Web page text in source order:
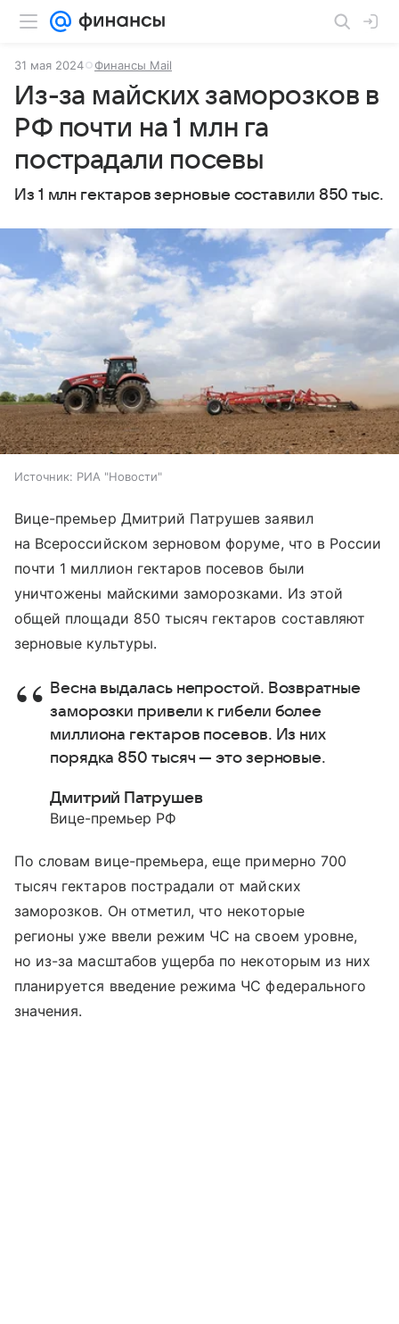
31 мая 2024 Финансы Mail
Из-за майских заморозков в
РФ почти на 1 млн га
пострадали посевы
Из 1 млн гектаров зерновые составили 850 тыс.
Источник: РИА "Новости"
Вице-премьер Дмитрий Патрушев заявил
на Всероссийском зерновом форуме, что в России
почти 1 миллион гектаров посевов были
уничтожены майскими заморозками. Из этой
общей площади 850 тысяч гектаров составляют
зерновые культуры.
Весна выдалась непростой. Возвратные
заморозки привели к гибели более
миллиона гектаров посевов. Из них
порядка 850 тысяч — это зерновые.
Дмитрий Патрушев
Вице-премьер РФ
По словам вице-премьера, еще примерно 700
тысяч гектаров пострадали от майских
заморозков. Он отметил, что некоторые
регионы уже ввели режим ЧС на своем уровне,
но из-за масштабов ущерба по некоторым из них
планируется введение режима ЧС федерального
значения.